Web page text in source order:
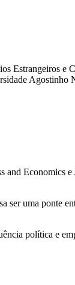
Estrangeiros e
Agostinho
and Economics
ser uma ponte
política e